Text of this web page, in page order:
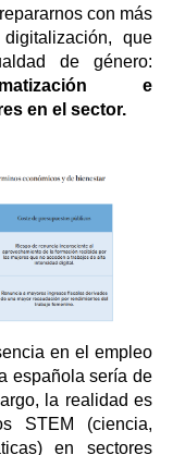
con más
que
de género:
e
en el sector.
en el empleo
española sería de
la realidad es
STEM (ciencia,
en sectores